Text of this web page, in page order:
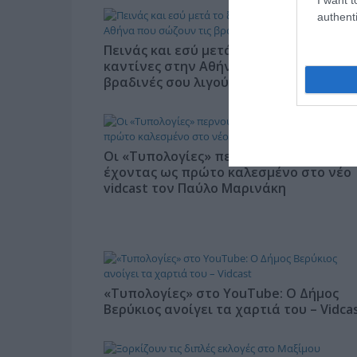
Πεινάς και εσύ μετά το ξενύχτι; 5
καντίνες στην Αθήνα που σώζουν τις
βραδινές σου λιγούρες
Οι «Τυπολογίες» περνούν στην εικόνα,
έχοντας ως πρώτο καλεσμένο στο νέο
vidcast τον Παύλο Μαρινάκη
«Τυπολογίες» στο YouTube: Ο Δήμος
Βερύκιος ανοίγει τα χαρτιά του –